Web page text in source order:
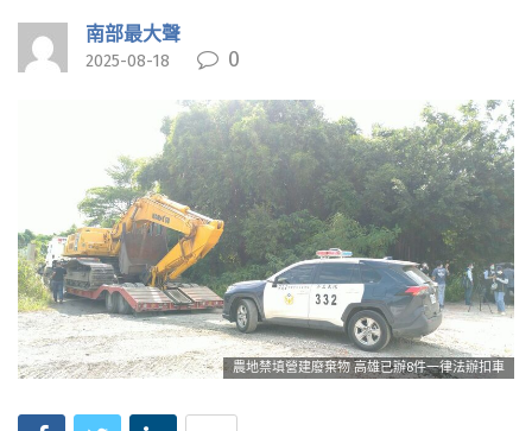
南部最大聲
2025-08-18 0
農地禁填營建廢棄物 高雄已辦8件一律法辦扣車